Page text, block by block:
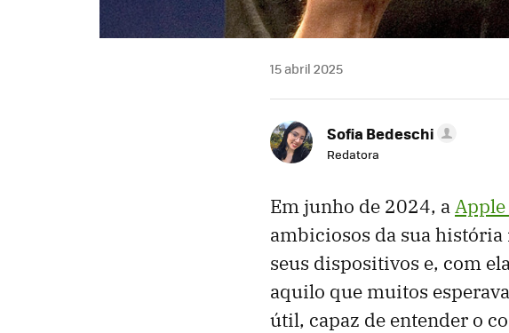
15 abril 2025
Sofia Bedeschi
Redatora
Em junho de 2024, a
ambiciosos da sua história
seus dispositivos e, com
aquilo que muitos
útil, capaz de entender o